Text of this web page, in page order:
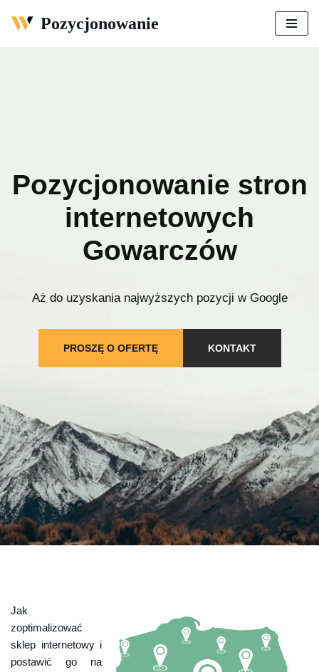
Pozycjonowanie
Pozycjonowanie stron
internetowych
Gowarczów
Aż do uzyskania najwyższych pozycji w Google
PROSZĘ O OFERTĘ KONTAKT
Jak
zoptimalizować
sklep internetowy i
postawić go na